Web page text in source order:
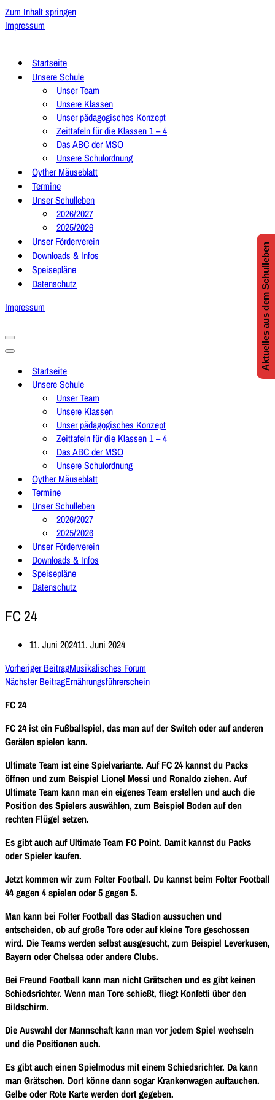
Zum Inhalt springen
Impressum
Startseite
Unsere Schule
Unser Team
Unsere Klassen
Unser pädagogisches Konzept
Zeittafeln für die Klassen 1 – 4
Das ABC der MSO
Unsere Schulordnung
Oyther Mäuseblatt
Termine
Unser Schulleben
2026/2027
2025/2026
Unser Förderverein
Downloads & Infos
Speisepläne
Datenschutz
Impressum
Navigationsmenü
Navigationsmenü
Startseite
Unsere Schule
Unser Team
Unsere Klassen
Unser pädagogisches Konzept
Zeittafeln für die Klassen 1 – 4
Das ABC der MSO
Unsere Schulordnung
Oyther Mäuseblatt
Termine
Unser Schulleben
2026/2027
2025/2026
Unser Förderverein
Downloads & Infos
Speisepläne
Datenschutz
FC 24
11. Juni 202411. Juni 2024
Vorheriger BeitragMusikalisches Forum
Nächster BeitragErnährungsführerschein
FC 24
FC 24 ist ein Fußballspiel, das man auf der Switch oder auf anderen
Geräten spielen kann.
Ultimate Team ist eine Spielvariante. Auf FC 24 kannst du Packs
öffnen und zum Beispiel Lionel Messi und Ronaldo ziehen. Auf
Ultimate Team kann man ein eigenes Team erstellen und auch die
Position des Spielers auswählen, zum Beispiel Boden auf den
rechten Flügel setzen.
Es gibt auch auf Ultimate Team FC Point. Damit kannst du Packs
oder Spieler kaufen.
Jetzt kommen wir zum Folter Football. Du kannst beim Folter Football
44 gegen 4 spielen oder 5 gegen 5.
Man kann bei Folter Football das Stadion aussuchen und
entscheiden, ob auf große Tore oder auf kleine Tore geschossen
wird. Die Teams werden selbst ausgesucht, zum Beispiel Leverkusen,
Bayern oder Chelsea oder andere Clubs.
Bei Freund Football kann man nicht Grätschen und es gibt keinen
Schiedsrichter. Wenn man Tore schießt, fliegt Konfetti über den
Bildschirm.
Die Auswahl der Mannschaft kann man vor jedem Spiel wechseln
und die Positionen auch.
Es gibt auch einen Spielmodus mit einem Schiedsrichter. Da kann
man Grätschen. Dort könne dann sogar Krankenwagen auftauchen.
Gelbe oder Rote Karte werden dort gegeben.
Aktuelles aus dem Schulleben